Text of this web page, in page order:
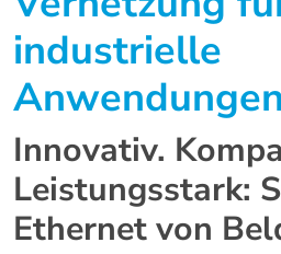
industrielle
Anwendungen
Innovativ.
Leistungsstark:
Ethernet von